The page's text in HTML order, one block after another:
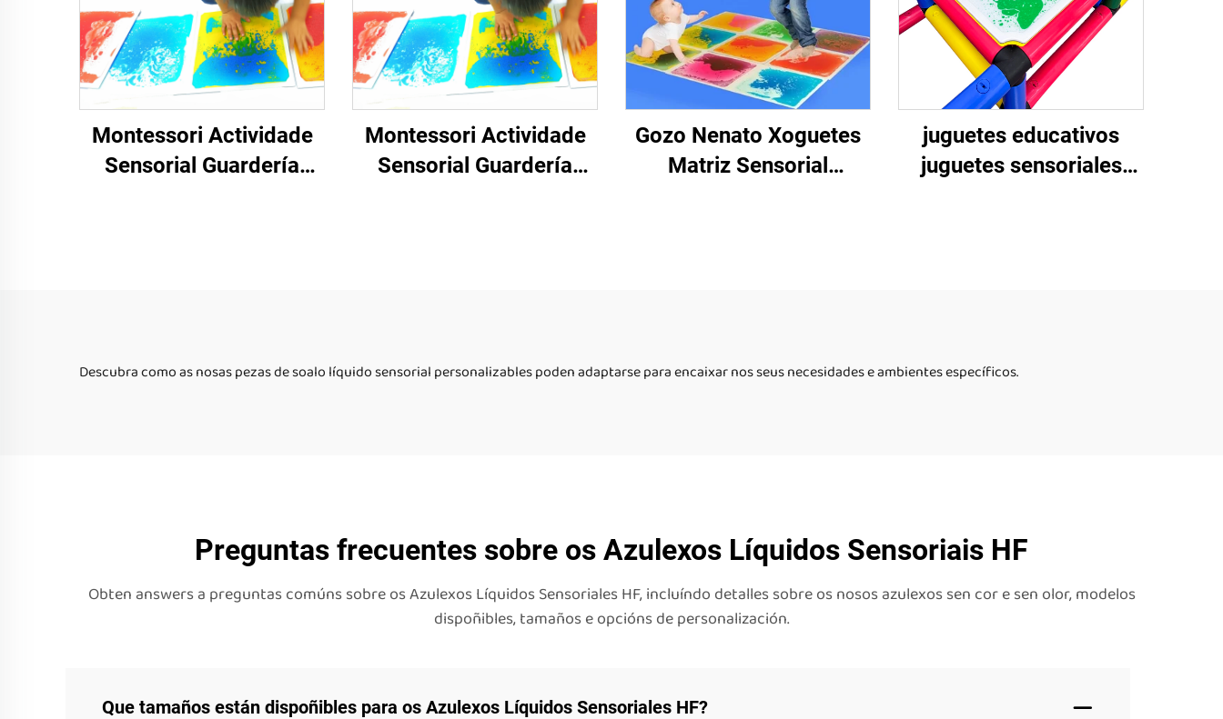
Montessori Actividade
Sensorial Guardería
Montessori Actividade
Sensorial Guardería
Gozo Nenato Xoguetes
Matriz Sensorial
juguetes educativos
juguetes sensoriales
Descubra como as nosas pezas de soalo líquido sensorial personalizables poden adaptarse para encaixar nos seus necesidades e ambientes específicos.
Preguntas frecuentes sobre os Azulexos Líquidos Sensoriais HF
Obten answers a preguntas comúns sobre os Azulexos Líquidos Sensoriales HF, incluíndo detalles sobre os nosos azulexos sen cor e sen olor, modelos
dispoñibles, tamaños e opcións de personalización.
Que tamaños están dispoñibles para os Azulexos Líquidos Sensoriales HF?